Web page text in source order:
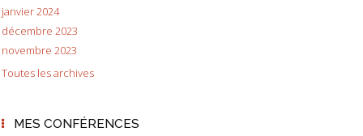
janvier 2024
décembre 2023
novembre 2023
Toutes les archives
MES CONFÉRENCES